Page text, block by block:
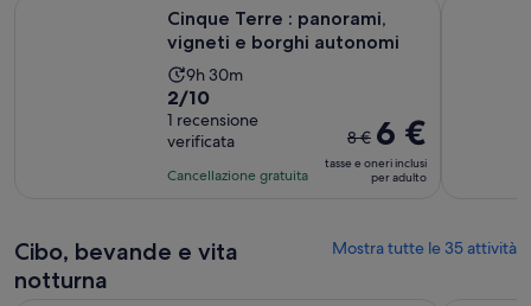
235
recensioni
Cinque Terre : panorami,
vigneti e borghi autonomi
L’attività
dura
9
ore
e
9h 30m
Valutazione
di
2.0
su
base
2/10
1 recensione
verificata
Cancellazione gratuita
Il
prezzo
precedente
8 €
8 € 6 €
tasse e oneri inclusi
per adulto
Cibo, bevande e vita
notturna
Mostra tutte le 35 attività